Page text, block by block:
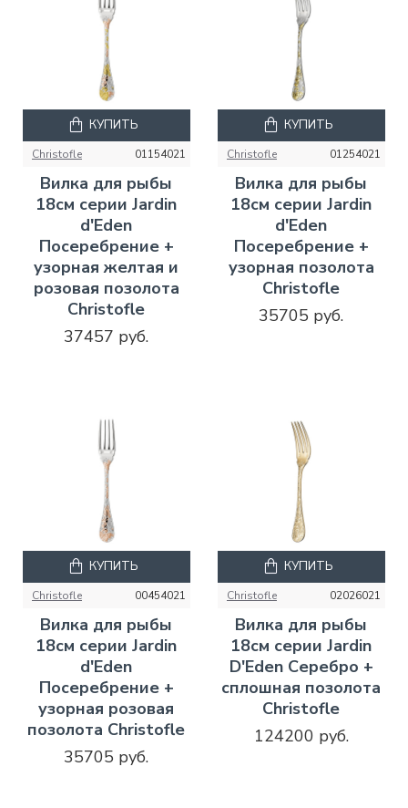
Christofle 01154021
Вилка для рыбы
18см серии Jardin
d'Eden
Посеребрение +
узорная желтая и
розовая позолота
Christofle
37457 руб.
КУПИТЬ
Christofle 01254021
Вилка для рыбы
18см серии Jardin
d'Eden
Посеребрение +
узорная позолота
Christofle
35705 руб.
КУПИТЬ
Christofle 00454021
Вилка для рыбы
18см серии Jardin
d'Eden
Посеребрение +
узорная розовая
позолота Christofle
35705 руб.
КУПИТЬ
Christofle 02026021
Вилка для рыбы
18см серии Jardin
D'Eden Серебро +
сплошная позолота
Christofle
124200 руб.
КУПИТЬ